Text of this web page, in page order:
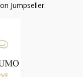
Jumpseller.